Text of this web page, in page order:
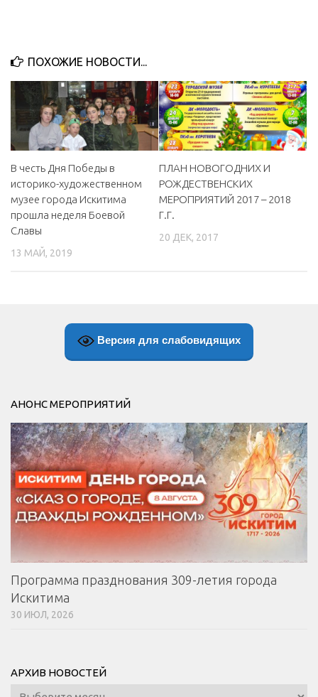
ПОХОЖИЕ НОВОСТИ...
В честь Дня Победы в
историко-художественном
музее города Искитима
прошла неделя Боевой
Славы
13 МАЙ, 2019
ПЛАН НОВОГОДНИХ И
РОЖДЕСТВЕНСКИХ
МЕРОПРИЯТИЙ 2017 – 2018
Г.Г.
20 ДЕК, 2017
Версия для слабовидящих
АНОНС МЕРОПРИЯТИЙ
Программа празднования 309-летия города
Искитима
30 ИЮЛ, 2026
АРХИВ НОВОСТЕЙ
Архив